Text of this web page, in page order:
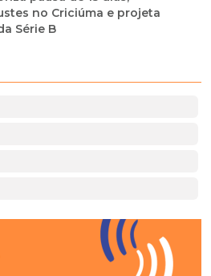
no Criciúma e projeta
Série B